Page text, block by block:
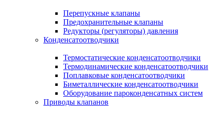
Перепускные клапаны
Предохранительные клапаны
Редукторы (регуляторы) давления
Конденсатоотводчики
Термостатические конденсатоотводчики
Термодинамические конденсатоотводчики
Поплавковые конденсатоотводчики
Биметаллические конденсатоотводчики
Оборудование пароконденсатных систем
Приводы клапанов